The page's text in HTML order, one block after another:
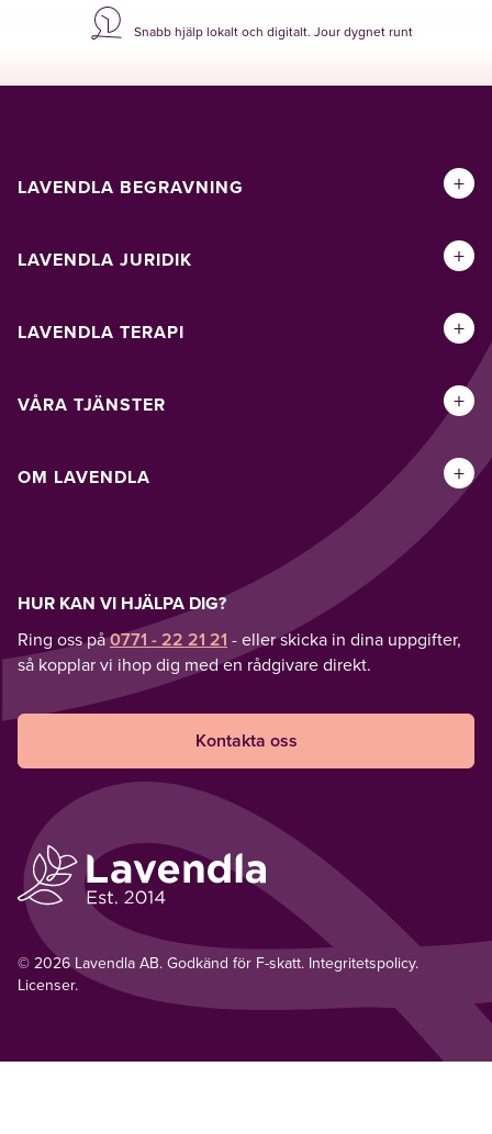
Snabb hjälp lokalt och digitalt. Jour dygnet runt
LAVENDLA BEGRAVNING +
LAVENDLA JURIDIK +
LAVENDLA TERAPI +
VÅRA TJÄNSTER +
OM LAVENDLA +
HUR KAN VI HJÄLPA DIG?
Ring oss på0771 - 22 21 21 - eller skicka in dina uppgifter,
så kopplar vi ihop dig med en rådgivare direkt.
Kontakta oss
© 2026 Lavendla AB. Godkänd för F-skatt. Integritetspolicy.
Licenser.